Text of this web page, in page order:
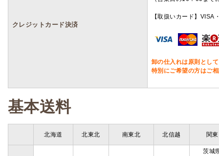
クレジットカード決済
【取扱いカード】
卸の仕入れは原則とし
特別にご希望の方はご
基本送料
北海道 北東北 南東北 北信越 関東
茨城